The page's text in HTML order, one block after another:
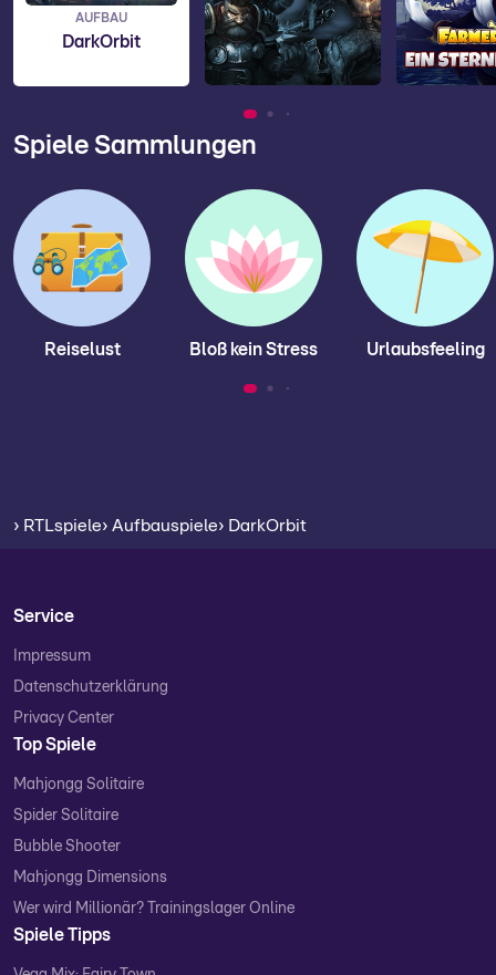
AUFBAU
DarkOrbit
Spiele Sammlungen
Reiselust Bloß kein Stress Urlaubsfeeling
› RTLspiele› Aufbauspiele› DarkOrbit
Service
Impressum
Datenschutzerklärung
Privacy Center
Top Spiele
Mahjongg Solitaire
Spider Solitaire
Bubble Shooter
Mahjongg Dimensions
Wer wird Millionär? Trainingslager Online
Spiele Tipps